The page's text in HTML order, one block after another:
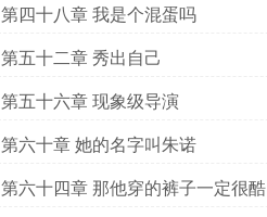
第四十八章 我是个混蛋吗
第五十二章 秀出自己
第五十六章 现象级导演
第六十章 她的名字叫朱诺
第六十四章 那他穿的裤子一定很酷